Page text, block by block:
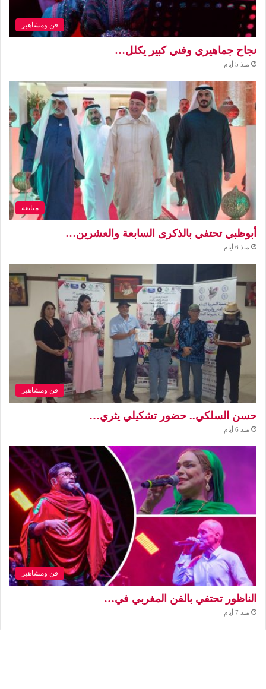
فن ومشاهير
نجاح جماهيري وفني كبير يكلل…
منذ 5 أيام
متابعة
أبوظبي تحتفي بالذكرى السابعة والعشرين…
منذ 6 أيام
فن ومشاهير
حسن السلكي.. حضور تشكيلي يثري…
منذ 6 أيام
فن ومشاهير
الناظور تحتفي بالفن المغربي في…
منذ 7 أيام